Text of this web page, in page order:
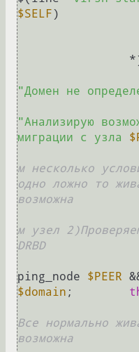
$SELF)
"Домен не
"Анализирую
миграции с узла
м несколько
одно ложно то
возможна
м узел
DRBD
ping_node $PEER
$domain
Все нормально
возможна